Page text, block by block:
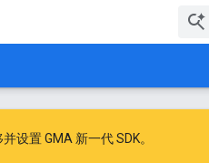
并设置 GMA 新一代 SDK。